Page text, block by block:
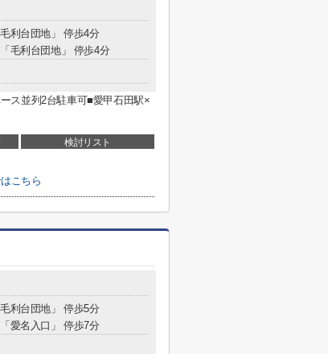
利台団地」 停歩4分
毛利台団地」 停歩4分
ス並列2台駐車可■愛甲石田駅×
検討リスト
こちら
利台団地」 停歩5分
愛名入口」 停歩7分